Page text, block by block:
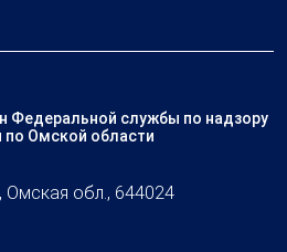
Федеральной службы по надзору
по Омской области
Омская обл., 644024